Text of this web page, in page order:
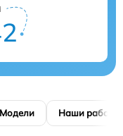
Модели Наши работы